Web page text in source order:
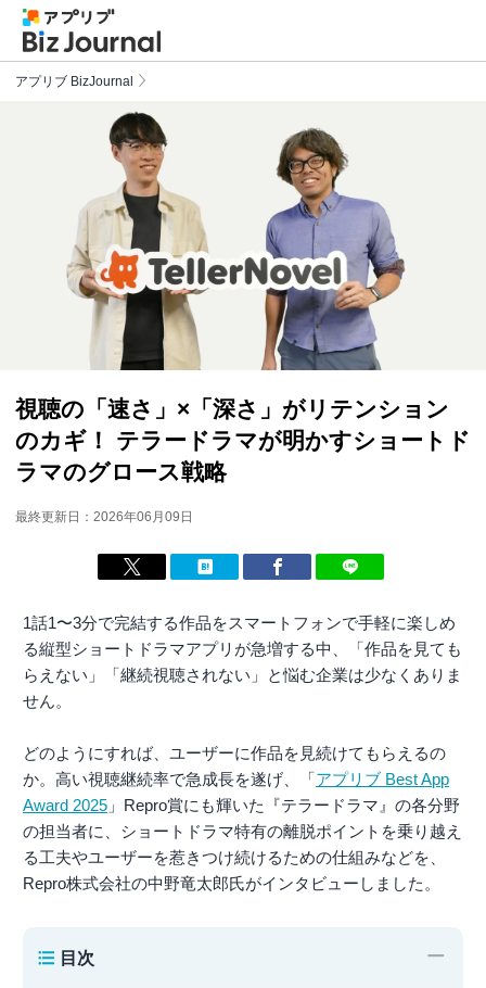
アプリブ BizJournal
視聴の「速さ」×「深さ」がリテンション
のカギ！ テラードラマが明かすショートド
ラマのグロース戦略
最終更新日：2026年06月09日
1話1〜3分で完結する作品をスマートフォンで手軽に楽しめ
る縦型ショートドラマアプリが急増する中、「作品を見ても
らえない」「継続視聴されない」と悩む企業は少なくありま
せん。
どのようにすれば、ユーザーに作品を見続けてもらえるの
か。高い視聴継続率で急成長を遂げ、「アプリブ Best App
Award 2025 」Repro賞にも輝いた『テラードラマ』の各分野
の担当者に、ショートドラマ特有の離脱ポイントを乗り越え
る工夫やユーザーを惹きつけ続けるための仕組みなどを、
Repro株式会社の中野竜太郎氏がインタビューしました。
目次 −